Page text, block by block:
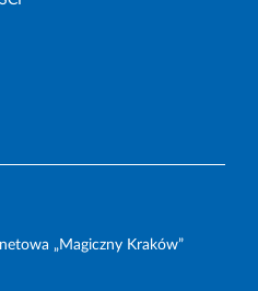
„Magiczny Kraków”